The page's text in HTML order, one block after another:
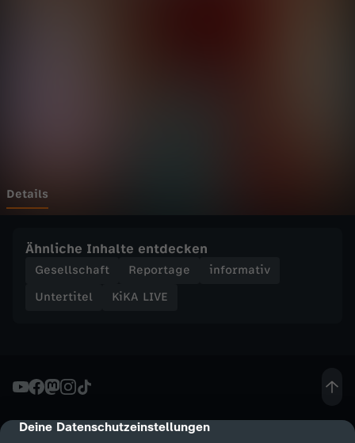
cmp-dialog-description
Deine Datenschutzeinstellungen
d
t
z
:
Details
Ähnliche Inhalte entdecken
Gesellschaft Reportage
informativ
Untertitel
KiKA LIVE